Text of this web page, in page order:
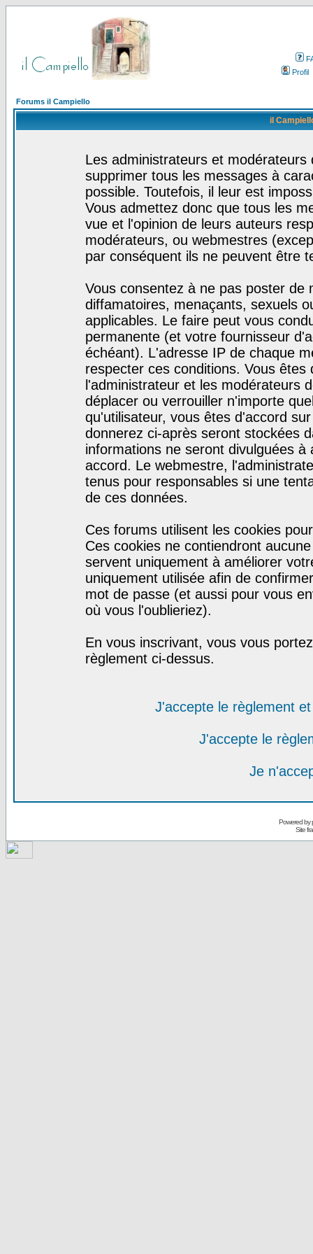
Profil
Forums il Campiello
il
Les administrateurs et
supprimer tous les messages à
possible. Toutefois, il leur est
Vous admettez donc que tous les
vue et l'opinion de leurs auteurs
modérateurs, ou webmestres
par conséquent ils ne peuvent être
Vous consentez à ne pas poster de
diffamatoires, menaçants, sexuels
applicables. Le faire peut vous
permanente (et votre fournisseur
échéant). L'adresse IP de chaque
respecter ces conditions. Vous
l'administrateur et les modérateurs
déplacer ou verrouiller n'importe
qu'utilisateur, vous êtes d'accord
donnerez ci-après seront stockées
informations ne seront divulguées
accord. Le webmestre,
tenus pour responsables si une
de ces données.
Ces forums utilisent les cookies
Ces cookies ne contiendront
servent uniquement à améliorer
uniquement utilisée afin de
mot de passe (et aussi pour vous
où vous l'oublieriez).
En vous inscrivant, vous vous
règlement ci-dessus.
J'accepte le règlement
J'accepte le
Je
Powered by
Site